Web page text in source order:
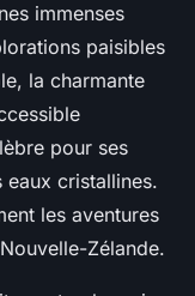
immenses
paisibles
la charmante
pour ses
eaux cristallines.
les aventures
Zélande.